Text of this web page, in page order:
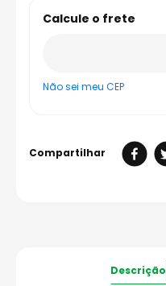
Não sei meu CEP
Descrição